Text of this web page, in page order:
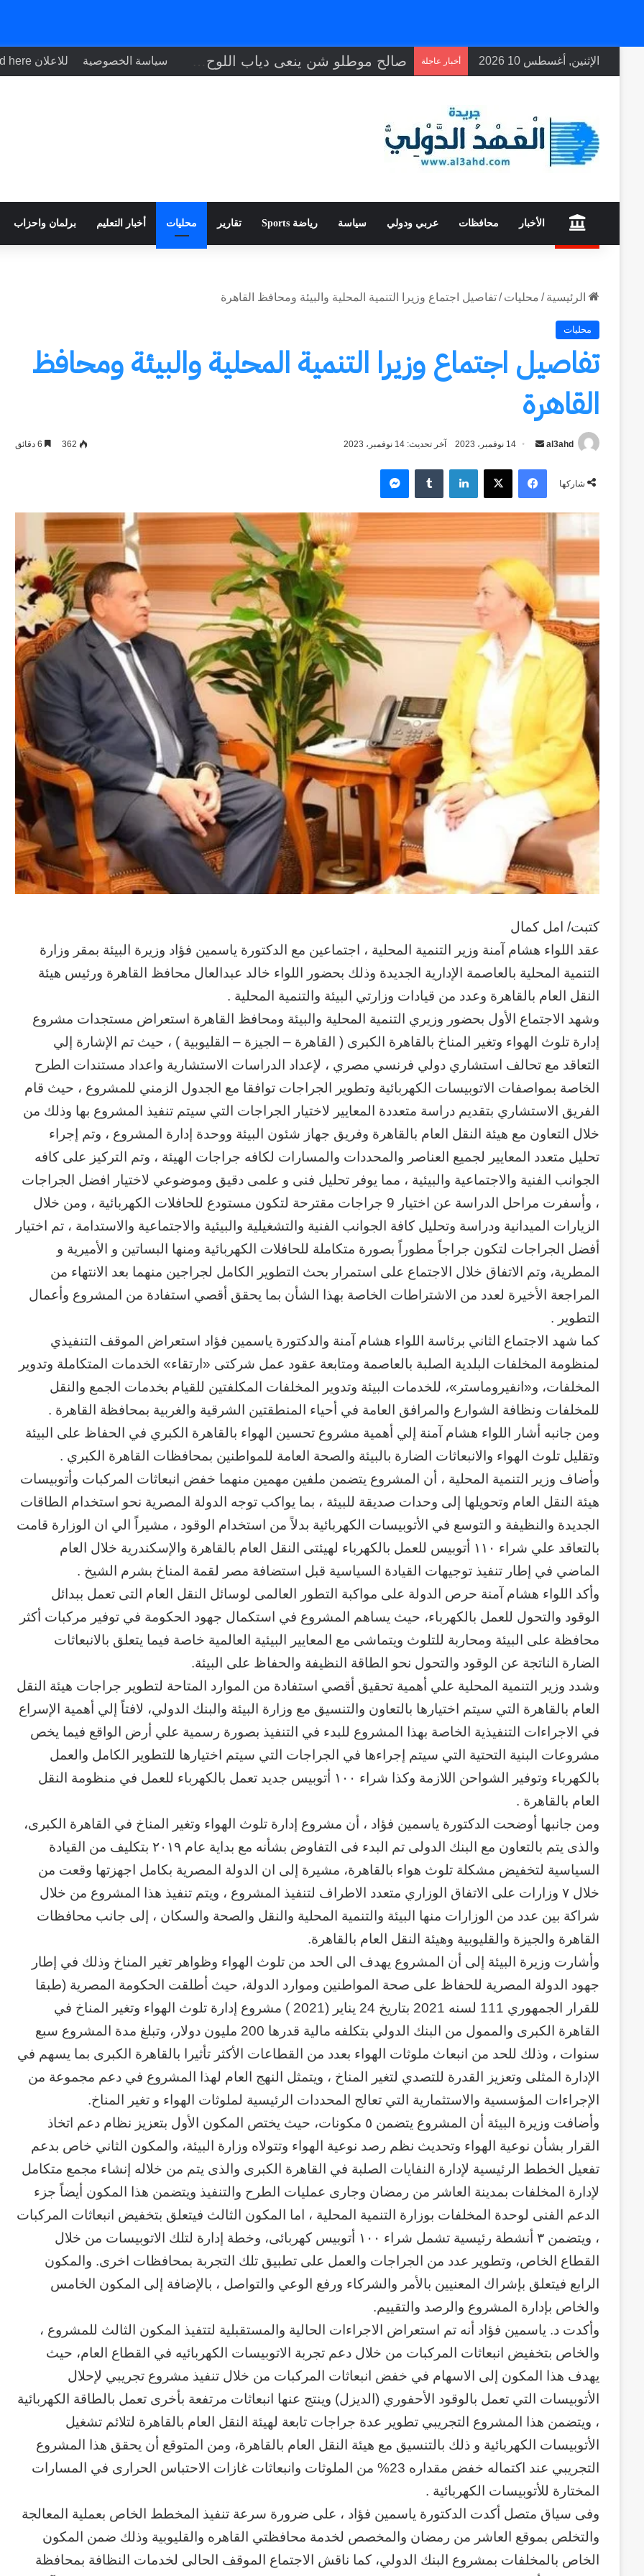
الإثنين, أغسطس 10 2026 أخبار عاجلة سياسة الخصوصية للاعلان Your ad here
الأخبار محافظات عربي ودولي سياسة رياضة Sports تقارير محليات أخبار التعليم برلمان واحزاب
الرئيسية / محليات /تفاصيل اجتماع وزيرا التنمية المحلية والبيئة ومحافظ القاهرة
محليات
تفاصيل اجتماع وزيرا التنمية المحلية والبيئة ومحافظ
القاهرة
al3ahd
أرسل
إلكترونيا
14 نوفمبر، 2023 آخر تحديث: 14 نوفمبر، 2023 362
شاركها
فيسبوك‫X لينكدإن
‏Tumblr ماسنجر
كتبت/ امل كمال
عقد اللواء هشام آمنة وزير التنمية المحلية ، اجتماعين مع الدكتورة ياسمين فؤاد وزيرة البيئة بمقر وزارة
التنمية المحلية بالعاصمة الإدارية الجديدة وذلك بحضور اللواء خالد عبدالعال محافظ القاهرة ورئيس هيئة
النقل العام بالقاهرة وعدد من قيادات وزارتي البيئة والتنمية المحلية .
وشهد الاجتماع الأول بحضور وزيري التنمية المحلية والبيئة ومحافظ القاهرة استعراض مستجدات مشروع
إدارة تلوث الهواء وتغير المناخ بالقاهرة الكبرى ( القاهرة – الجيزة – القليوبية ) ، حيث تم الإشارة إلي
التعاقد مع تحالف استشاري دولي فرنسي مصري ، لإعداد الدراسات الاستشارية واعداد مستندات الطرح
الخاصة بمواصفات الاتوبيسات الكهربائية وتطوير الجراجات توافقا مع الجدول الزمني للمشروع ، حيث قام
الفريق الاستشاري بتقديم دراسة متعددة المعايير لاختيار الجراجات التي سيتم تنفيذ المشروع بها وذلك من
خلال التعاون مع هيئة النقل العام بالقاهرة وفريق جهاز شئون البيئة ووحدة إدارة المشروع ، وتم إجراء
تحليل متعدد المعايير لجميع العناصر والمحددات والمسارات لكافه جراجات الهيئة ، وتم التركيز على كافه
الجوانب الفنية والاجتماعية والبيئية ، مما يوفر تحليل فنى و علمى دقيق وموضوعي لاختيار افضل الجراجات
، وأسفرت مراحل الدراسة عن اختيار 9 جراجات مقترحة لتكون مستودع للحافلات الكهربائية ، ومن خلال
الزيارات الميدانية ودراسة وتحليل كافة الجوانب الفنية والتشغيلية والبيئية والاجتماعية والاستدامة ، تم اختيار
أفضل الجراجات لتكون جراجاً مطوراً بصورة متكاملة للحافلات الكهربائية ومنها البساتين و الأميرية و
المطرية، وتم الاتفاق خلال الاجتماع على استمرار بحث التطوير الكامل لجراجين منهما بعد الانتهاء من
المراجعة الأخيرة لعدد من الاشتراطات الخاصة بهذا الشأن بما يحقق أقصي استفادة من المشروع وأعمال
التطوير .
كما شهد الاجتماع الثاني برئاسة اللواء هشام آمنة والدكتورة ياسمين فؤاد استعراض الموقف التنفيذي
لمنظومة المخلفات البلدية الصلبة بالعاصمة ومتابعة عقود عمل شركتى «ارتقاء» الخدمات المتكاملة وتدوير
المخلفات، و«انفيروماستر»، للخدمات البيئة وتدوير المخلفات المكلفتين للقيام بخدمات الجمع والنقل
للمخلفات ونظافة الشوارع والمرافق العامة في أحياء المنطقتين الشرقية والغربية بمحافظة القاهرة .
ومن جانبه أشار اللواء هشام آمنة إلي أهمية مشروع تحسين الهواء بالقاهرة الكبري في الحفاظ على البيئة
وتقليل تلوث الهواء والانبعاثات الضارة بالبيئة والصحة العامة للمواطنين بمحافظات القاهرة الكبري .
وأضاف وزير التنمية المحلية ، أن المشروع يتضمن ملفين مهمين منهما خفض انبعاثات المركبات وأتوبيسات
هيئة النقل العام وتحويلها إلى وحدات صديقة للبيئة ، بما يواكب توجه الدولة المصرية نحو استخدام الطاقات
الجديدة والنظيفة و التوسع في الأتوبيسات الكهربائية بدلاً من استخدام الوقود ، مشيراً الي ان الوزارة قامت
بالتعاقد علي شراء ١١٠ أتوبيس للعمل بالكهرباء لهيئتى النقل العام بالقاهرة والإسكندرية خلال العام
الماضي في إطار تنفيذ توجيهات القيادة السياسية قبل استضافة مصر لقمة المناخ بشرم الشيخ .
وأكد اللواء هشام آمنة حرص الدولة على مواكبة التطور العالمى لوسائل النقل العام التى تعمل ببدائل
الوقود والتحول للعمل بالكهرباء، حيث يساهم المشروع في استكمال جهود الحكومة في توفير مركبات أكثر
محافظة على البيئة ومحاربة للتلوث ويتماشى مع المعايير البيئية العالمية خاصة فيما يتعلق بالانبعاثات
الضارة الناتجة عن الوقود والتحول نحو الطاقة النظيفة والحفاظ على البيئة.
وشدد وزير التنمية المحلية علي أهمية تحقيق أقصي استفادة من الموارد المتاحة لتطوير جراجات هيئة النقل
العام بالقاهرة التي سيتم اختيارها بالتعاون والتنسيق مع وزارة البيئة والبنك الدولي، لافتاً إلي أهمية الإسراع
في الاجراءات التنفيذية الخاصة بهذا المشروع للبدء في التنفيذ بصورة رسمية علي أرض الواقع فيما يخص
مشروعات البنية التحتية التي سيتم إجراءها في الجراجات التي سيتم اختيارها للتطوير الكامل والعمل
بالكهرباء وتوفير الشواحن اللازمة وكذا شراء ١٠٠ أتوبيس جديد تعمل بالكهرباء للعمل في منظومة النقل
العام بالقاهرة .
ومن جانبها أوضحت الدكتورة ياسمين فؤاد ، أن مشروع إدارة تلوث الهواء وتغير المناخ في القاهرة الكبرى،
والذى يتم بالتعاون مع البنك الدولى تم البدء فى التفاوض بشأنه مع بداية عام ٢٠١٩ بتكليف من القيادة
السياسية لتخفيض مشكلة تلوث هواء بالقاهرة، مشيرة إلى ان الدولة المصرية بكامل اجهزتها وقعت من
خلال ٧ وزارات على الاتفاق الوزاري متعدد الاطراف لتنفيذ المشروع ، ويتم تنفيذ هذا المشروع من خلال
شراكة بين عدد من الوزارات منها البيئة والتنمية المحلية والنقل والصحة والسكان ، إلى جانب محافظات
القاهرة والجيزة والقليوبية وهيئة النقل العام بالقاهرة.
وأشارت وزيرة البيئة إلى أن المشروع يهدف الى الحد من تلوث الهواء وظواهر تغير المناخ وذلك في إطار
جهود الدولة المصرية للحفاظ على صحة المواطنين وموارد الدولة، حيث أطلقت الحكومة المصرية (طبقا
للقرار الجمهوري 111 لسنه 2021 بتاريخ 24 يناير (2021 ) مشروع إدارة تلوث الهواء وتغير المناخ في
القاهرة الكبرى والممول من البنك الدولي بتكلفه مالية قدرها 200 مليون دولار، وتبلغ مدة المشروع سبع
سنوات ، وذلك للحد من انبعاث ملوثات الهواء بعدد من القطاعات الأكثر تأثيرا بالقاهرة الكبرى بما يسهم في
الإدارة المثلى وتعزيز القدرة للتصدي لتغير المناخ ، ويتمثل النهج العام لهذا المشروع في دعم مجموعة من
الإجراءات المؤسسية والاستثمارية التي تعالج المحددات الرئيسية لملوثات الهواء و تغير المناخ.
وأضافت وزيرة البيئة أن المشروع يتضمن ٥ مكونات، حيث يختص المكون الأول بتعزيز نظام دعم اتخاذ
القرار بشأن نوعية الهواء وتحديث نظم رصد نوعية الهواء وتتولاه وزارة البيئة، والمكون الثاني خاص بدعم
تفعيل الخطط الرئيسية لإدارة النفايات الصلبة في القاهرة الكبرى والذى يتم من خلاله إنشاء مجمع متكامل
لإدارة المخلفات بمدينة العاشر من رمضان وجارى عمليات الطرح والتنفيذ ويتضمن هذا المكون أيضاً جزء
الدعم الفنى لوحدة المخلفات بوزارة التنمية المحلية ، اما المكون الثالث فيتعلق بتخفيض انبعاثات المركبات
، ويتضمن ٣ أنشطة رئيسية تشمل شراء ١٠٠ أتوبيس كهربائى، وخطة إدارة لتلك الاتوبيسات من خلال
القطاع الخاص، وتطوير عدد من الجراجات والعمل على تطبيق تلك التجربة بمحافظات اخرى. والمكون
الرابع فيتعلق بإشراك المعنيين بالأمر والشركاء ورفع الوعي والتواصل ، بالإضافة إلى المكون الخامس
والخاص بإدارة المشروع والرصد والتقييم.
وأكدت د. ياسمين فؤاد أنه تم استعراض الاجراءات الحالية والمستقبلية لتتفيذ المكون الثالث للمشروع ،
والخاص بتخفيض انبعاثات المركبات من خلال دعم تجربة الاتوبيسات الكهربائيه في القطاع العام، حيث
يهدف هذا المكون إلى الاسهام في خفض انبعاثات المركبات من خلال تنفيذ مشروع تجريبي لإحلال
الأتوبيسات التي تعمل بالوقود الأحفوري (الديزل) وينتج عنها انبعاثات مرتفعة بأخرى تعمل بالطاقة الكهربائية
، ويتضمن هذا المشروع التجريبي تطوير عدة جراجات تابعة لهيئة النقل العام بالقاهرة لتلائم تشغيل
الأتوبيسات الكهربائية و ذلك بالتنسيق مع هيئة النقل العام بالقاهرة، ومن المتوقع أن يحقق هذا المشروع
التجريبي عند اكتماله خفض مقداره 23% من الملوثات وانبعاثات غازات الاحتباس الحرارى في المسارات
المختارة للأتوبيسات الكهربائية .
وفى سياق متصل أكدت الدكتورة ياسمين فؤاد ، على ضرورة سرعة تنفيذ المخطط الخاص بعملية المعالجة
والتخلص بموقع العاشر من رمضان والمخصص لخدمة محافظتي القاهره والقليوبية وذلك ضمن المكون
الخاص بالمخلفات بمشروع البنك الدولي، كما ناقش الاجتماع الموقف الحالى لخدمات النظافة بمحافظة
وكالة
الـ
CIA
و
٢٣
يوليو..
سبعون
عاماً
من
المراقبة
وإعادة
الحسابات
منذ أسبوعين
وكالة الـ CIA و ٢٣ يوليو.. سبعون عاماً من المراقبة
وإعادة الحسابات
الحرب
حربين
والضربة
القاضية
الحرب حربين والضربة القاضية (٣)